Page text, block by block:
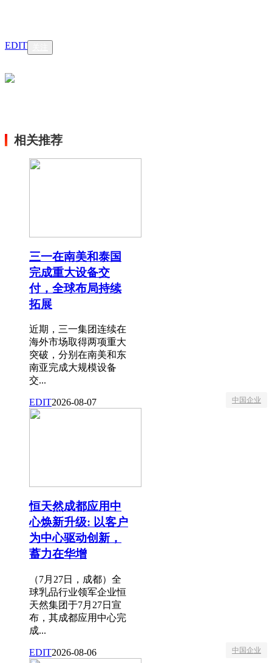
EDIT
相关推荐
三一在南美和泰国
完成重大设备交
付，全球布局持续
拓展
近期，三一集团连续在
海外市场取得两项重大
突破，分别在南美和东
南亚完成大规模设备
交...
EDIT2026-08-07 中国企业
恒天然成都应用中
心焕新升级: 以客户
为中心驱动创新，
蓄力在华增
（7月27日，成都）全
球乳品行业领军企业恒
天然集团于7月27日宣
布，其成都应用中心完
成...
EDIT2026-08-06 中国企业